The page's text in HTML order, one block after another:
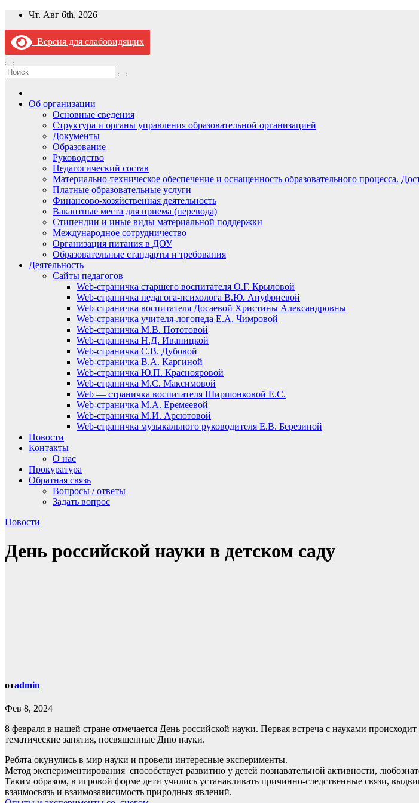
Перейти
содержимому
Чт. Авг 6th, 2026
Версия для слабовидящих
Об организации
Основные сведения
Структура и органы управления образовательной организацией
Документы
Образование
Руководство
Педагогический состав
Материально-техническое обеспечение и оснащенность образовательного процесса.
Платные образовательные услуги
Финансово-хозяйственная деятельность
Вакантные места для приема (перевода)
Стипендии и иные виды материальной поддержки
Международное сотрудничество
Организация питания в ДОУ
Образовательные стандарты и требования
Деятельность
Сайты педагогов
Web-страничка старшего воспитателя О.Г. Крыловой
Web-страничка педагога-психолога В.Ю. Ануфриевой
Web-страничка воспитателя Досаевой Христины Александровны
Web-страничка учителя-логопеда Е.А. Чимровой
Web-страничка М.В. Пототовой
Web-страничка Н.Д. Иваницкой
Web-страничка С.В. Дубовой
Web-страничка В.А. Каргиной
Web-страничка Ю.П. Краснояровой
Web-страничка М.С. Максимовой
Web — страничка воспитателя Ширшонковой Е.С.
Web-страничка М.А. Еремеевой
Web-страничка М.И. Арсютовой
Web-страничка музыкального руководителя Е.В. Березиной
Новости
Контакты
О нас
Прокуратура
Обратная связь
Вопросы / ответы
Задать вопрос
Новости
День российской науки в детском саду
отadmin
Фев 8, 2024
8 февраля в нашей стране отмечается День российской науки. Первая встреча с науками
тематические занятия, посвященные Дню науки.
Ребята окунулись в мир науки и провели интересные эксперименты.
Метод экспериментирования способствует развитию у детей познавательной активности,
Таким образом, в игровой форме дети учились устанавливать причинно-следственные связи,
взаимосвязь и взаимозависимость природных явлений.